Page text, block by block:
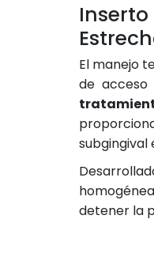
El manejo
de
subgingival
detener la